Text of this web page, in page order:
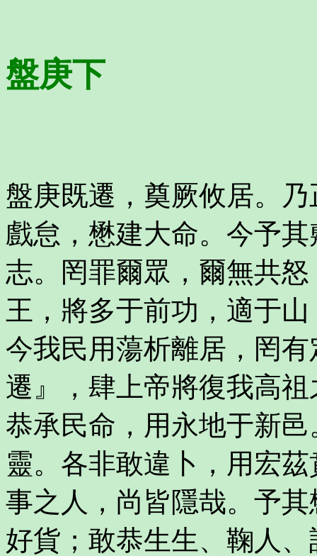
盤庚下
盤庚既遷，奠厥攸居。
戲怠，懋建大命。今予
志。罔罪爾眾，爾無共
王，將多于前功，適于
今我民用蕩析離居，罔
遷』，肆上帝將復我高
恭承民命，用永地于新
靈。各非敢違卜，用宏
事之人，尚皆隱哉。予
好貨；敢恭生生、鞠人